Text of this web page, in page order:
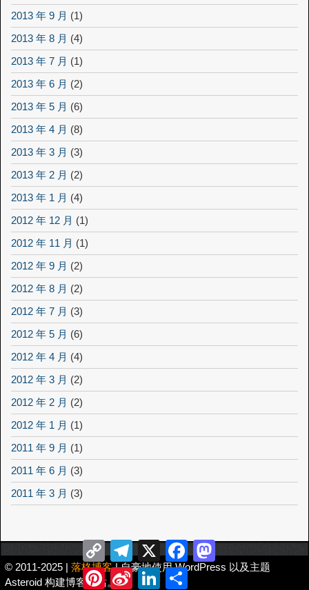
2013 年 9 月 (1)
2013 年 8 月 (4)
2013 年 7 月 (1)
2013 年 6 月 (2)
2013 年 5 月 (6)
2013 年 4 月 (8)
2013 年 3 月 (3)
2013 年 2 月 (2)
2013 年 1 月 (4)
2012 年 12 月 (1)
2012 年 11 月 (1)
2012 年 9 月 (2)
2012 年 8 月 (2)
2012 年 7 月 (3)
2012 年 5 月 (6)
2012 年 4 月 (4)
2012 年 3 月 (2)
2012 年 2 月 (2)
2012 年 1 月 (1)
2011 年 9 月 (1)
2011 年 6 月 (3)
2011 年 3 月 (3)
© 2011-2025 | 落格博客| 自豪地使用 WordPress 以及主题
Asteroid 构建博客网站。
Copy
Link
Telegram
X FacebookMastodon
Pinterest
Sina
Weibo
LinkedIn
分